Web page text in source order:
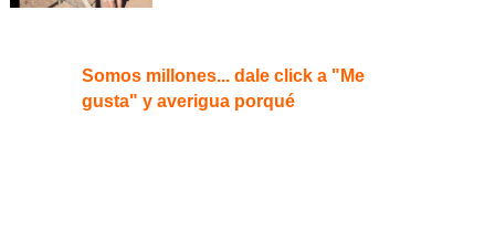
Somos millones... dale click a "Me
gusta" y averigua porqué